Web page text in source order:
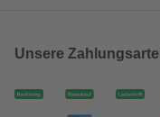
Unsere